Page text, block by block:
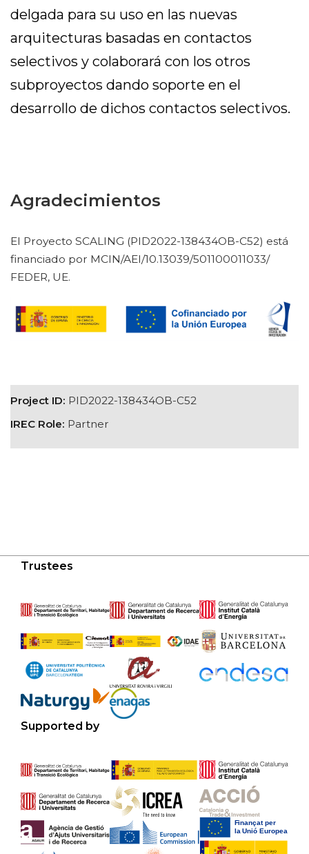
delgada para su uso en las nuevas
arquitecturas basadas en contactos
selectivos y colaborará con los otros
subproyectos dando soporte en el
desarrollo de dichos contactos selectivos.
Agradecimientos
El Proyecto SCALING (PID2022-138434OB-C52) está
financiado por MCIN/AEI/10.13039/501100011033/
FEDER, UE.
Project ID: PID2022-138434OB-C52
IREC Role: Partner
Trustees
Supported by